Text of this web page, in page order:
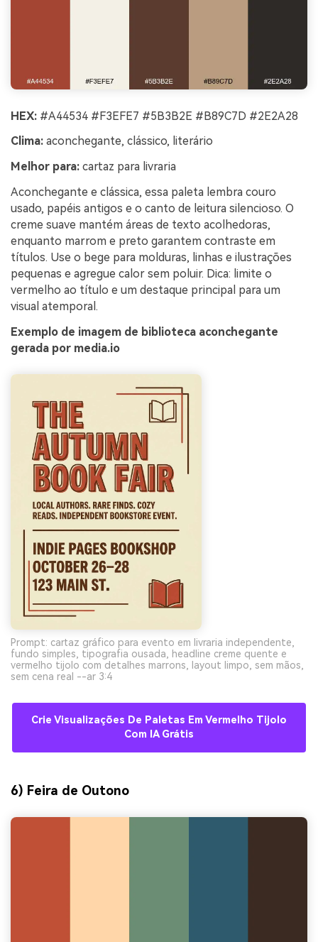
HEX: #A44534 #F3EFE7 #5B3B2E #B89C7D #2E2A28
Clima: aconchegante, clássico, literário
Melhor para: cartaz para livraria
Aconchegante e clássica, essa paleta lembra couro
usado, papéis antigos e o canto de leitura silencioso. O
creme suave mantém áreas de texto acolhedoras,
enquanto marrom e preto garantem contraste em
títulos. Use o bege para molduras, linhas e ilustrações
pequenas e agregue calor sem poluir. Dica: limite o
vermelho ao título e um destaque principal para um
visual atemporal.
Exemplo de imagem de biblioteca aconchegante
gerada por media.io
Prompt: cartaz gráfico para evento em livraria independente,
fundo simples, tipografia ousada, headline creme quente e
vermelho tijolo com detalhes marrons, layout limpo, sem mãos,
sem cena real --ar 3:4
Crie Visualizações De Paletas Em Vermelho Tijolo
Com IA Grátis
6) Feira de Outono